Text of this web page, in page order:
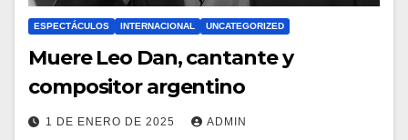
ESPECTÁCULOS INTERNACIONAL UNCATEGORIZED
Muere Leo Dan, cantante y
compositor argentino
1 DE ENERO DE 2025 ADMIN